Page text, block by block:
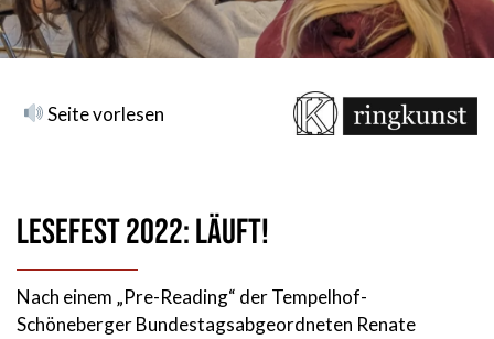
Seite vorlesen
Lesefest 2022: Läuft!
Nach einem „Pre-Reading“ der Tempelhof-
Schöneberger Bundestagsabgeordneten Renate